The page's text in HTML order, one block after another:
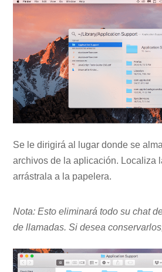
Se le dirigirá al lugar donde se
archivos de la aplicación. Localiza
arrástrala a la papelera.
Nota: Esto eliminará todo su chat
de llamadas. Si desea